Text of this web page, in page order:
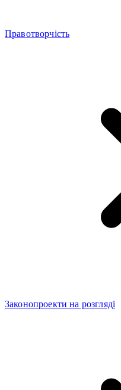
Правотворчість
Законопроекти на розгляді